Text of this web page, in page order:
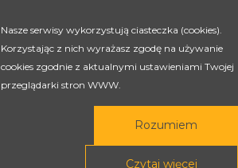
Nasze serwisy wykorzystują ciasteczka (cookies).
Korzystając z nich wyrażasz zgodę na używanie
cookies zgodnie z aktualnymi ustawieniami Twojej
przeglądarki stron WWW.
Rozumiem
Czytaj więcej